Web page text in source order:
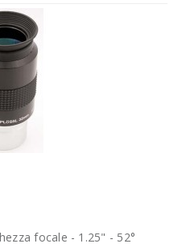
focale - 1.25" - 52°